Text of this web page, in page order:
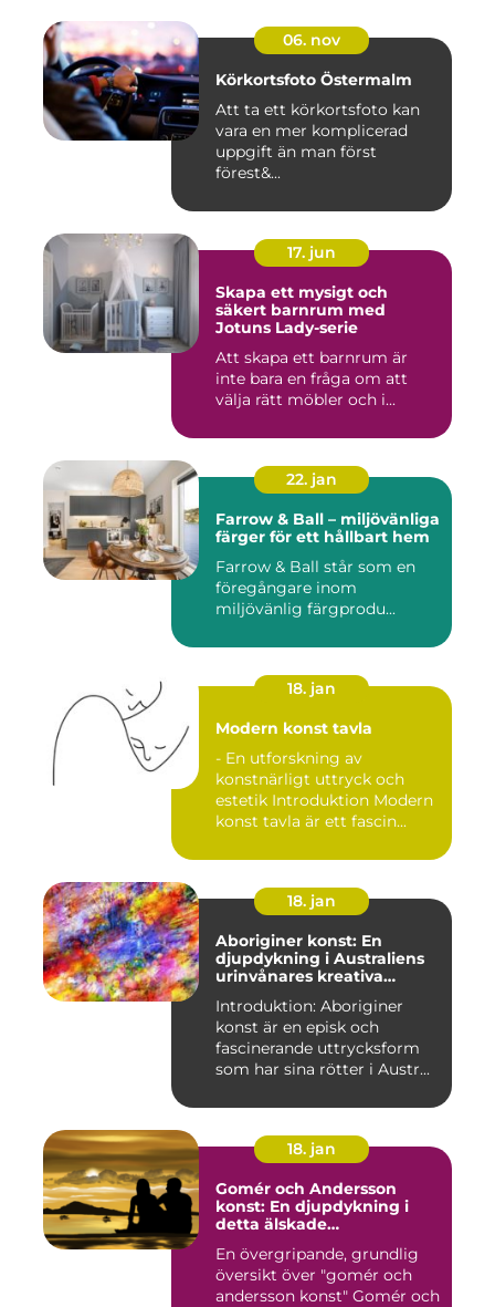
06. nov
Körkortsfoto Östermalm
Att ta ett körkortsfoto kan
vara en mer komplicerad
uppgift än man först
förest&...
17. jun
Skapa ett mysigt och
säkert barnrum med
Jotuns Lady-serie
Att skapa ett barnrum är
inte bara en fråga om att
välja rätt möbler och i...
22. jan
Farrow & Ball – miljövänliga
färger för ett hållbart hem
Farrow & Ball står som en
föregångare inom
miljövänlig färgprodu...
18. jan
Modern konst tavla
- En utforskning av
konstnärligt uttryck och
estetik Introduktion Modern
konst tavla är ett fascin...
18. jan
Aboriginer konst: En
djupdykning i Australiens
urinvånares kreativa
Introduktion: Aboriginer
konst är en episk och
fascinerande uttrycksform
som har sina rötter i Austr...
18. jan
Gomér och Andersson
konst: En djupdykning i
detta älskade
En övergripande, grundlig
översikt över "gomér och
andersson konst" Gomér och